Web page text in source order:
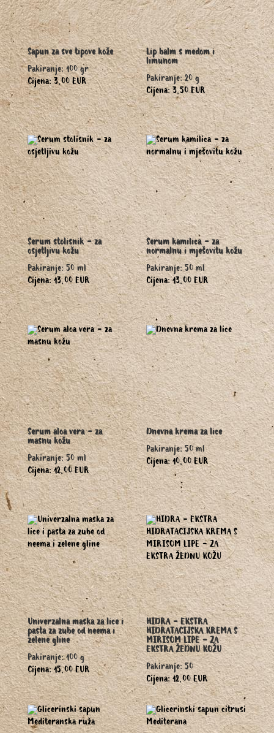
Sapun za sve tipove kože
Pakiranje: 100 gr
Cijena: 3,00 EUR
Lip balm s medom i
limunom
Pakiranje: 20 g
Cijena: 3,50 EUR
Serum stolisnik - za
osjetljivu kožu
Pakiranje: 50 ml
Cijena: 13,00 EUR
Serum kamilica - za
normalnu i mješovitu kožu
Pakiranje: 50 ml
Cijena: 13,00 EUR
Serum aloa vera - za
masnu kožu
Pakiranje: 50 ml
Cijena: 12,00 EUR
Dnevna krema za lice
Pakiranje: 50 ml
Cijena: 10,00 EUR
Univerzalna maska za lice i
pasta za zube od neema i
zelene gline
Pakiranje: 100 g
Cijena: 15,00 EUR
HIDRA - EKSTRA
HIDRATACIJSKA KREMA S
MIRISOM LIPE - ZA
EKSTRA ŽEDNU KOŽU
Pakiranje: 50
Cijena: 12,00 EUR